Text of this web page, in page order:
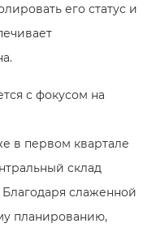
его статус и
с фокусом на
в первом квартале
склад
слаженной
планированию,